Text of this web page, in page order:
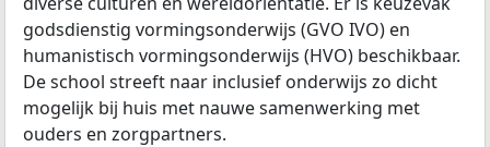
godsdienstig vormingsonderwijs (GVO IVO) en
humanistisch vormingsonderwijs (HVO) beschikbaar.
De school streeft naar inclusief onderwijs zo dicht
mogelijk bij huis met nauwe samenwerking met
ouders en zorgpartners.